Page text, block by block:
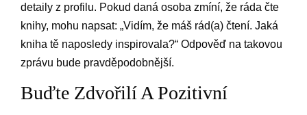
detaily z profilu. Pokud daná osoba zmíní, že ráda čte
knihy, mohu napsat: „Vidím, že máš rád(a) čtení. Jaká
kniha tě naposledy inspirovala?“ Odpověď na takovou
zprávu bude pravděpodobnější.
Buďte Zdvořilí A Pozitivní